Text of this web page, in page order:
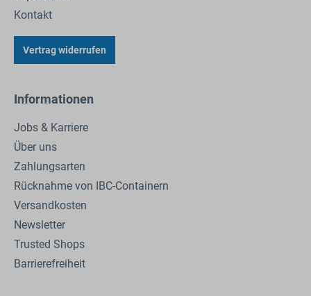
Kontakt
Vertrag widerrufen
Informationen
Jobs & Karriere
Über uns
Zahlungsarten
Rücknahme von IBC-Containern
Versandkosten
Newsletter
Trusted Shops
Barrierefreiheit